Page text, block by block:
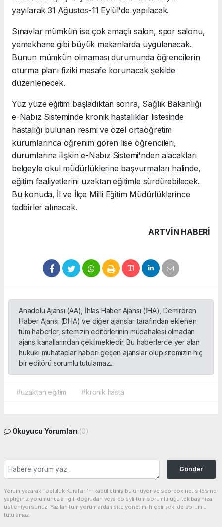
yayılarak 31 Ağustos-11 Eylül'de yapılacak.
Sınavlar mümkün ise çok amaçlı salon, spor salonu,
yemekhane gibi büyük mekanlarda uygulanacak.
Bunun mümkün olmaması durumunda öğrencilerin
oturma planı fiziki mesafe korunacak şekilde
düzenlenecek.
Yüz yüze eğitim başladıktan sonra, Sağlık Bakanlığı
e-Nabız Sisteminde kronik hastalıklar listesinde
hastalığı bulunan resmi ve özel ortaöğretim
kurumlarında öğrenim gören lise öğrencileri,
durumlarına ilişkin e-Nabız Sistemi'nden alacakları
belgeyle okul müdürlüklerine başvurmaları halinde,
eğitim faaliyetlerini uzaktan eğitimle sürdürebilecek.
Bu konuda, İl ve İlçe Milli Eğitim Müdürlüklerince
tedbirler alınacak.
ARTVIN HABERİ
Anadolu Ajansı (AA), İhlas Haber Ajansı (İHA), Demirören
Haber Ajansı (DHA) ve diğer ajanslar tarafından eklenen
tüm haberler, sitemizin editörlerinin müdahalesi olmadan
ajans kanallarından çekilmektedir. Bu haberlerde yer alan
hukuki muhataplar haberi geçen ajanslar olup sitemizin hiç
bir editörü sorumlu tutulamaz...
#uzaktan eğitim #kronik hasta
Okuyucu Yorumları (0)
Gönder
Yorum yazarak Topluluk Kuralları’nı kabul etmiş bulunuyor ve sporbox.net sitesine
yaptığınız yorumunuzla ilgili doğrudan veya dolaylı tüm sorumluluğu tek başınıza
üstleniyorsunuz. Yazılan tüm yorumlardan site yönetimi hiçbir şekilde sorumlu
tutulamaz.